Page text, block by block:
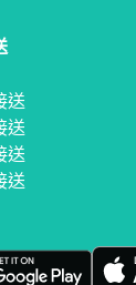
送
送
送
送